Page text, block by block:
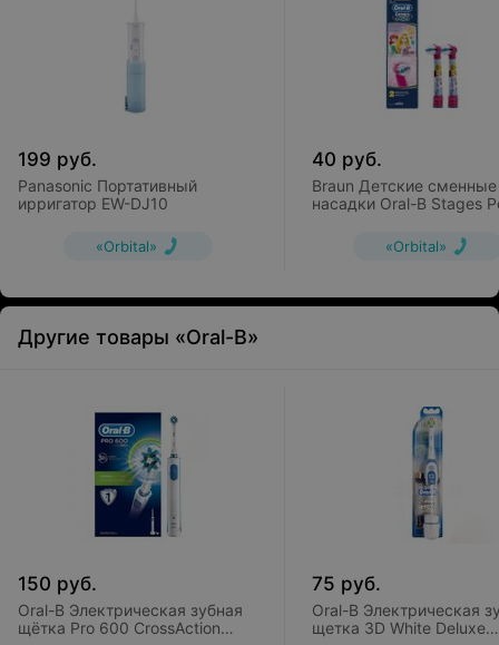
199 руб.
Panasonic Портативный
ирригатор EW-DJ10
«Orbital»
40 руб.
Braun Детские сменные
насадки Oral-B Stages
«Orbital»
Другие товары «Oral-B»
150 руб.
Oral-B Электрическая зубная
щётка Pro 600 CrossAction
75 руб.
Oral-B Электрическая
щетка 3D White Deluxe